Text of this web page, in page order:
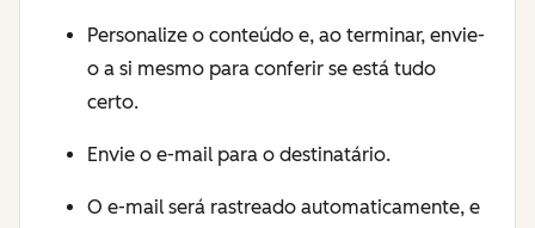
Personalize o conteúdo e, ao terminar, envie-
o a si mesmo para conferir se está tudo
certo.
Envie o e-mail para o destinatário.
O e-mail será rastreado automaticamente, e